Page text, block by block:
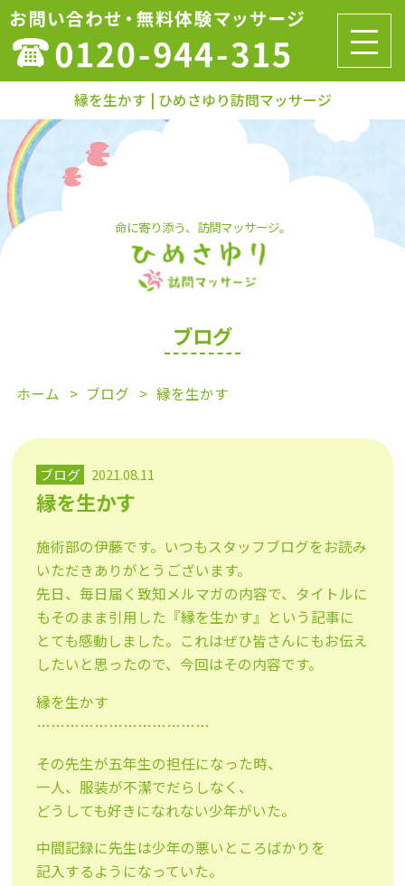
縁を生かす | ひめさゆり訪問マッサージ
命に寄り添う、訪問マッサージ。
ブログ
ホーム ブログ 縁を生かす
ブログ 2021.08.11
縁を生かす
施術部の伊藤です。いつもスタッフブログをお読み
いただきありがとうございます。
先日、毎日届く致知メルマガの内容で、タイトルに
もそのまま引用した『縁を生かす』という記事に
とても感動しました。これはぜひ皆さんにもお伝え
したいと思ったので、今回はその内容です。
縁を生かす
………………………………
その先生が五年生の担任になった時、
一人、服装が不潔でだらしなく、
どうしても好きになれない少年がいた。
中間記録に先生は少年の悪いところばかりを
記入するようになっていた。